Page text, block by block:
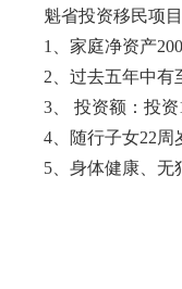
魁省投资移民项目
1、家庭净资产200
2、过去五年中有
3、 投资额：投资
4、随行子女22周
5、身体健康、无